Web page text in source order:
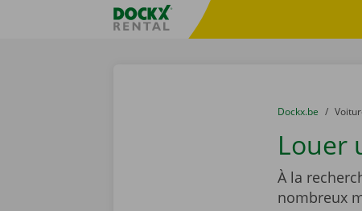
sitename
You are here:
du
Dockx.be to
Louer
À la
nombreux